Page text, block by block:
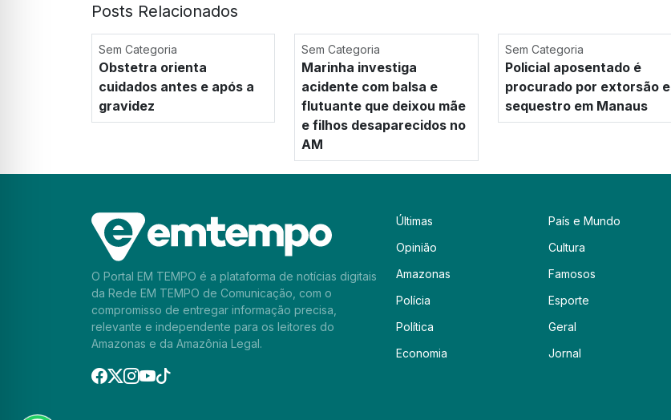
Posts Relacionados
Sem Categoria
Obstetra orienta
cuidados antes e após a
gravidez
Sem Categoria
Marinha investiga
acidente com balsa e
flutuante que deixou mãe
e filhos desaparecidos no
AM
Sem Categoria
Policial aposentado é
procurado por extorsão e
sequestro em Manaus
O Portal EM TEMPO é a plataforma de notícias digitais
da Rede EM TEMPO de Comunicação, com o
compromisso de entregar informação precisa,
relevante e independente para os leitores do
Amazonas e da Amazônia Legal.
Últimas
Opinião
Amazonas
Polícia
Política
Economia
País e Mundo
Cultura
Famosos
Esporte
Geral
Jornal